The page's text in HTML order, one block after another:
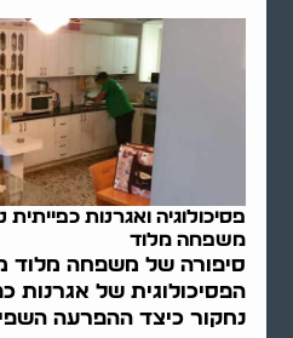
פסיכולוגיה ואגרנות
משפחה מלוד
סיפורה של משפחה מלוד
הפסיכולוגית של אגרנות
נחקור כיצד ההפרעה